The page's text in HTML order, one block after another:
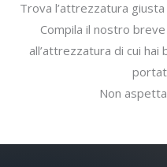
Trova l’attrezzatura
Compila il nostro
all’attrezzatura di cui hai
Non